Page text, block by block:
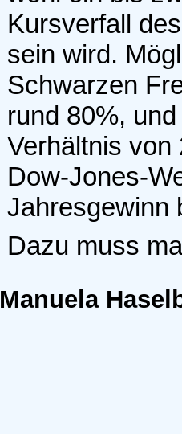
Kursverfall
sein wird.
Schwarzen
rund 80%,
Verhältnis von
Dow-Jones-
Jahresgewinn
Dazu muss
Manuela